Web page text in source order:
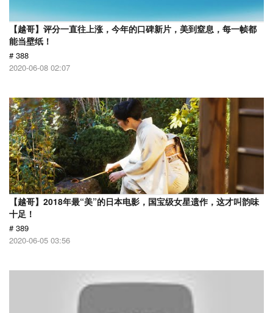
【越哥】评分一直往上涨，今年的口碑新片，美到窒息，每一帧都
能当壁纸！
# 388
2020-06-08 02:07
【越哥】2018年最“美”的日本电影，国宝级女星遗作，这才叫韵味
十足！
# 389
2020-06-05 03:56